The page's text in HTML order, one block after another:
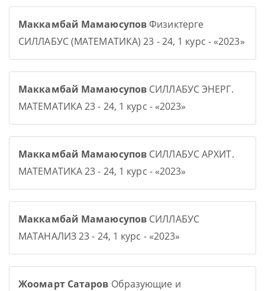
Маккамбай МамаюсуповФизиктерге
СИЛЛАБУС (МАТЕМАТИКА) 23 - 24, 1 курс - «2023»
Маккамбай Мамаюсупов СИЛЛАБУС ЭНЕРГ.
МАТЕМАТИКА 23 - 24, 1 курс - «2023»
Маккамбай Мамаюсупов СИЛЛАБУС АРХИТ.
МАТЕМАТИКА 23 - 24, 1 курс - «2023»
Маккамбай Мамаюсупов СИЛЛАБУС
МАТАНАЛИЗ 23 - 24, 1 курс - «2023»
Жоомарт Сатаров Образующие и